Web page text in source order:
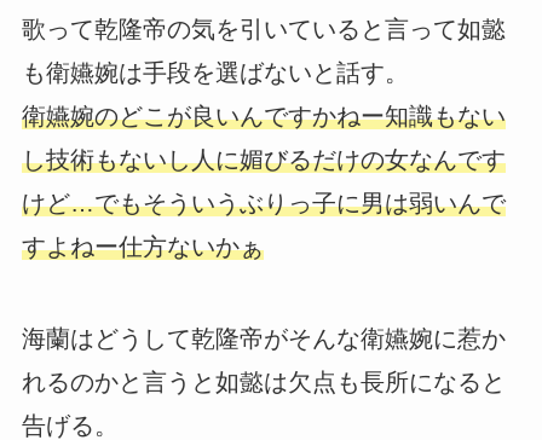
歌って乾隆帝の気を引いていると言って如懿
も衛嬿婉は手段を選ばないと話す。
衛嬿婉のどこが良いんですかねー知識もない
し技術もないし人に媚びるだけの女なんです
けど…でもそういうぶりっ子に男は弱いんで
すよねー仕方ないかぁ
海蘭はどうして乾隆帝がそんな衛嬿婉に惹か
れるのかと言うと如懿は欠点も長所になると
告げる。